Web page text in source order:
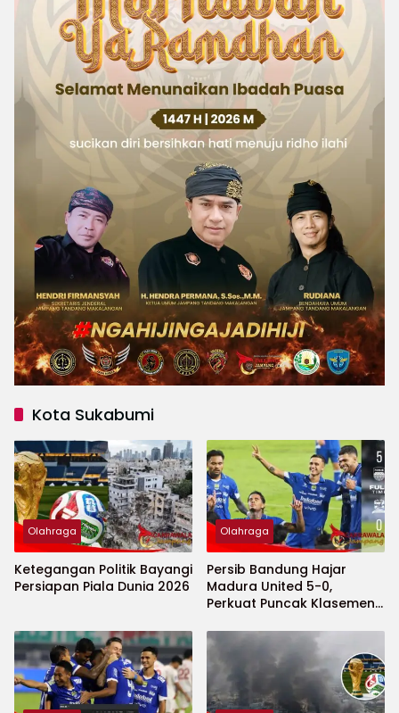
Kota Sukabumi
Olahraga
Ketegangan Politik Bayangi
Persiapan Piala Dunia 2026
Olahraga
Persib Bandung Hajar
Madura United 5-0,
Perkuat Puncak Klasemen